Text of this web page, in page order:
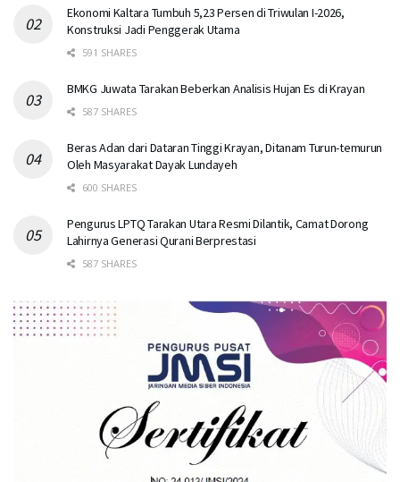
Ekonomi Kaltara Tumbuh 5,23 Persen di Triwulan I-2026,
Konstruksi Jadi Penggerak Utama
591 SHARES
BMKG Juwata Tarakan Beberkan Analisis Hujan Es di Krayan
587 SHARES
Beras Adan dari Dataran Tinggi Krayan, Ditanam Turun-temurun
Oleh Masyarakat Dayak Lundayeh
600 SHARES
Pengurus LPTQ Tarakan Utara Resmi Dilantik, Camat Dorong
Lahirnya Generasi Qurani Berprestasi
587 SHARES